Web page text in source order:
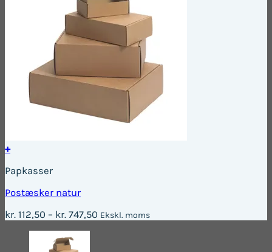
+
vare
flere
Mulighederne
Papkasser
Postæsker natur
kr. 112,50 – kr. 747,50 Prisinterval:
Ekskl. moms